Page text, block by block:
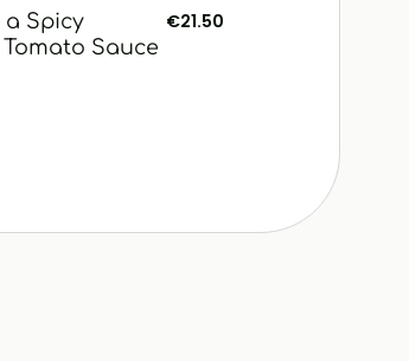
a Spicy
Sauce
€21.50